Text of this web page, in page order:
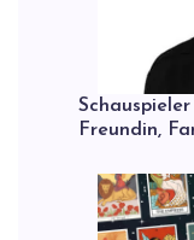
Freundin,